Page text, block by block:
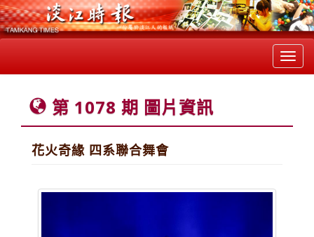
第 1078 期 圖片資訊
花火奇緣 四系聯合舞會